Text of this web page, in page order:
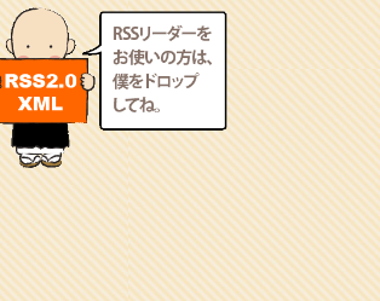
地域のライターさんです
小豆島 圓満寺
小豆島霊場第７４番のお寺
新聞屋の道具箱
新聞社で使われる用語の解
説など
makotoさんの御符内巡
礼記
東京の巡礼記です
POLYHEDON
いろいろなことが書いてあ